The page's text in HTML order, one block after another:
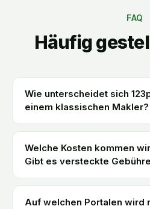
FAQ
Häufig
Wie unterscheidet sich
einem klassischen Makler?
Welche Kosten kommen
Gibt es versteckte
Auf welchen Portalen wird